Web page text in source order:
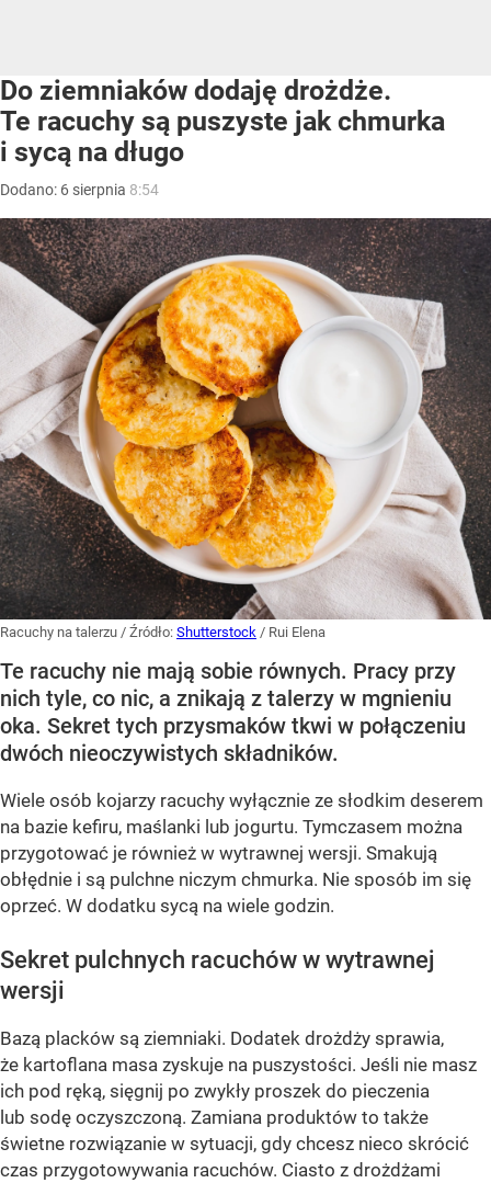
Do ziemniaków dodaję drożdże.
Te racuchy są puszyste jak chmurka
i sycą na długo
Dodano: 6 sierpnia 8:54
Racuchy na talerzu / Źródło: Shutterstock / Rui Elena
Te racuchy nie mają sobie równych. Pracy przy
nich tyle, co nic, a znikają z talerzy w mgnieniu
oka. Sekret tych przysmaków tkwi w połączeniu
dwóch nieoczywistych składników.
Wiele osób kojarzy racuchy wyłącznie ze słodkim deserem
na bazie kefiru, maślanki lub jogurtu. Tymczasem można
przygotować je również w wytrawnej wersji. Smakują
obłędnie i są pulchne niczym chmurka. Nie sposób im się
oprzeć. W dodatku sycą na wiele godzin.
Sekret pulchnych racuchów w wytrawnej
wersji
Bazą placków są ziemniaki. Dodatek drożdży sprawia,
że kartoflana masa zyskuje na puszystości. Jeśli nie masz
ich pod ręką, sięgnij po zwykły proszek do pieczenia
lub sodę oczyszczoną. Zamiana produktów to także
świetne rozwiązanie w sytuacji, gdy chcesz nieco skrócić
czas przygotowywania racuchów. Ciasto z drożdżami